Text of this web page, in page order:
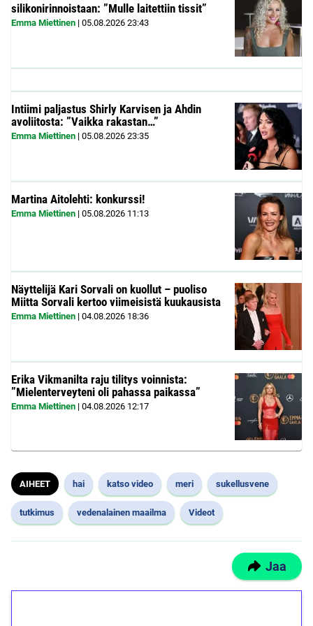
silikonirinnoistaan: ”Mulle laitettiin tissit”
Emma Miettinen | 05.08.2026 23:43
Intiimi paljastus Shirly Karvisen ja Ahdin
avoliitosta: ”Vaikka rakastan…”
Emma Miettinen | 05.08.2026 23:35
Martina Aitolehti: konkurssi!
Emma Miettinen | 05.08.2026 11:13
Näyttelijä Kari Sorvali on kuollut – puoliso
Miitta Sorvali kertoo viimeisistä kuukausista
Emma Miettinen | 04.08.2026 18:36
Erika Vikmanilta raju tilitys voinnista:
”Mielenterveyteni oli pahassa paikassa”
Emma Miettinen | 04.08.2026 12:17
AIHEET hai katso video meri sukellusvene
tutkimus vedenalainen maailma Videot
Jaa